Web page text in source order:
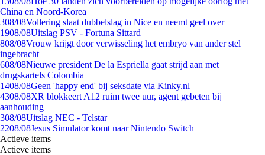
China en Noord-Korea
308/08Vollering slaat dubbelslag in Nice en neemt geel over
1908/08Uitslag PSV - Fortuna Sittard
808/08Vrouw krijgt door verwisseling het embryo van ander stel
ingebracht
608/08Nieuwe president De la Espriella gaat strijd aan met
drugskartels Colombia
1408/08Geen 'happy end' bij seksdate via Kinky.nl
4308/08XR blokkeert A12 ruim twee uur, agent gebeten bij
aanhouding
308/08Uitslag NEC - Telstar
2208/08Jesus Simulator komt naar Nintendo Switch
Actieve items
Actieve items